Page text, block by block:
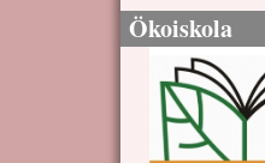
Ökoiskola